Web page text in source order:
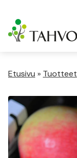
Etusivu » Tuotteet